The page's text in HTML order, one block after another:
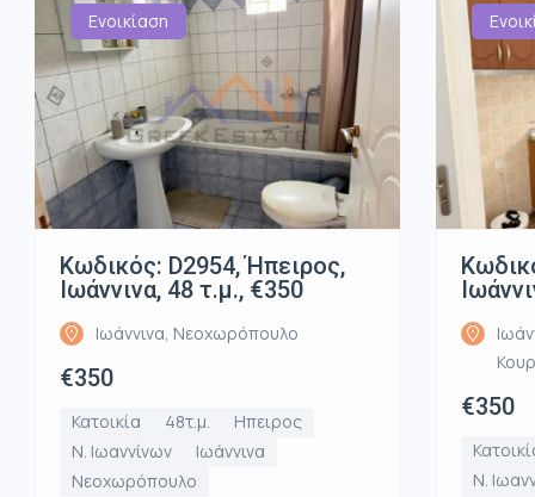
Ενοικίαση
Κωδικός: D2954, Ήπειρος,
Ιωάννινα, 48 τ.μ., €350
Ιωάννινα, Νεοχωρόπουλο
€350
Κατοικία 48τ.μ.
Ηπειρος
Ν. Ιωαννίνων
Ιωάννινα
Νεοχωρόπουλο
€350
Ν.